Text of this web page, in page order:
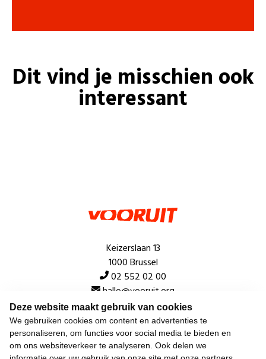
Deze website maakt gebruik van cookies
We gebruiken cookies om content en advertenties te
personaliseren, om functies voor social media te bieden en
om ons websiteverkeer te analyseren. Ook delen we
Dit vind je misschien ook
interessant
Keizerslaan 13
1000 Brussel
02 552 02 00
hallo@vooruit.org
Snel
Over de beweging